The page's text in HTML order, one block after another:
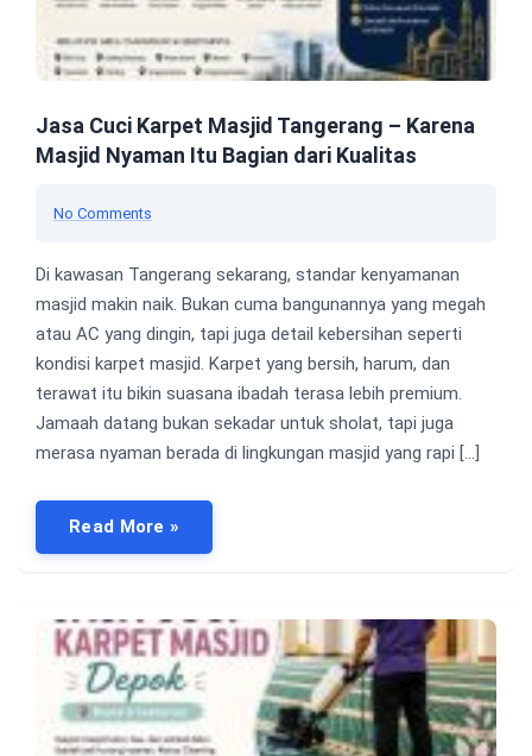
Jasa Cuci Karpet Masjid Tangerang – Karena
Masjid Nyaman Itu Bagian dari Kualitas
No Comments
Di kawasan Tangerang sekarang, standar kenyamanan
masjid makin naik. Bukan cuma bangunannya yang megah
atau AC yang dingin, tapi juga detail kebersihan seperti
kondisi karpet masjid. Karpet yang bersih, harum, dan
terawat itu bikin suasana ibadah terasa lebih premium.
Jamaah datang bukan sekadar untuk sholat, tapi juga
merasa nyaman berada di lingkungan masjid yang rapi […]
Read More »